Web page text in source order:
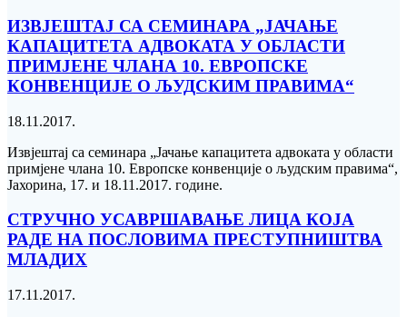
ИЗВЈЕШТАЈ СА СЕМИНАРА „ЈАЧАЊЕ
КАПАЦИТЕТА АДВОКАТА У ОБЛАСТИ
ПРИМЈЕНЕ ЧЛАНА 10. ЕВРОПСКЕ
КОНВЕНЦИЈЕ О ЉУДСКИМ ПРАВИМА“
18.11.2017.
Извјештај са семинара „Јачање капацитета адвоката у области
примјене члана 10. Европске конвенције о људским правима“,
Јахорина, 17. и 18.11.2017. године.
СТРУЧНО УСАВРШАВАЊЕ ЛИЦА КОЈА
РАДЕ НА ПОСЛОВИМА ПРЕСТУПНИШТВА
МЛАДИХ
17.11.2017.